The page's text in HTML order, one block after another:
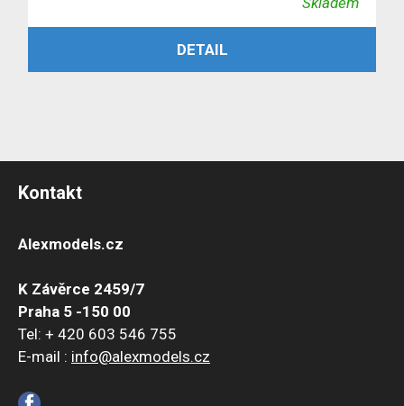
cena
byla:
cena
ČTĚTE VÍCE
DETAIL
Kontakt
Alexmodels.cz
K Závěrce 2459/7
Praha 5 -150 00
Tel: + 420 603 546 755
E-mail : info@alexmodels.cz